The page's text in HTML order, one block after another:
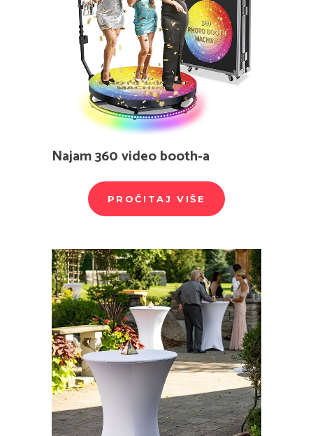
Najam 360 video booth-a
PROČITAJ VIŠE